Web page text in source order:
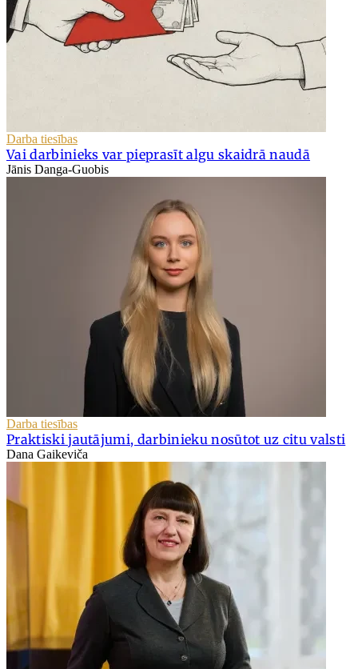
Darba tiesības
Vai darbinieks var pieprasīt algu skaidrā naudā
Jānis Danga-Guobis
Darba tiesības
Praktiski jautājumi, darbinieku nosūtot uz citu valsti
Dana Gaikeviča